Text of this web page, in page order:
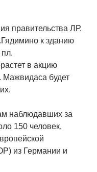
правительства ЛР.
к зданию
в акцию
Мажвидаса будет
наблюдавших за
150 человек,
из Германии и